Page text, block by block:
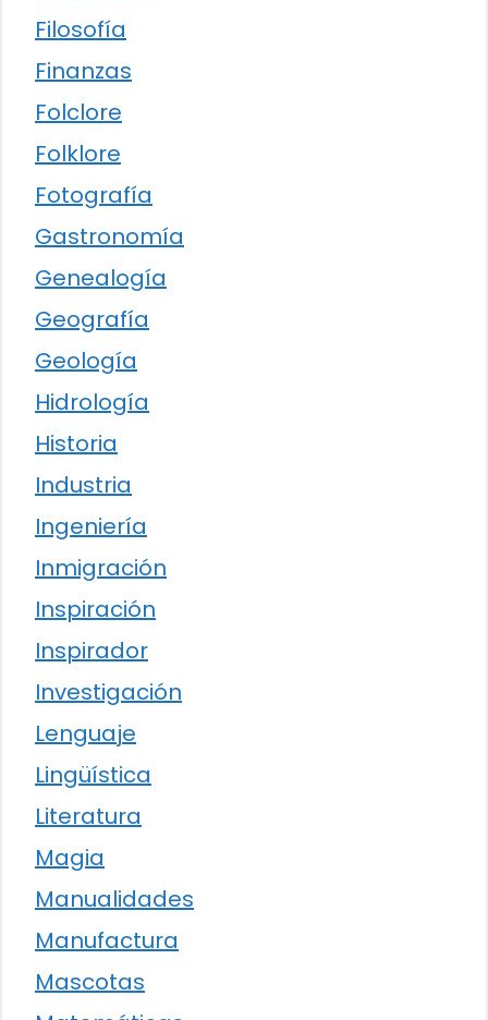
Filosofía
Finanzas
Folclore
Folklore
Fotografía
Gastronomía
Genealogía
Geografía
Geología
Hidrología
Historia
Industria
Ingeniería
Inmigración
Inspiración
Inspirador
Investigación
Lenguaje
Lingüística
Literatura
Magia
Manualidades
Manufactura
Mascotas